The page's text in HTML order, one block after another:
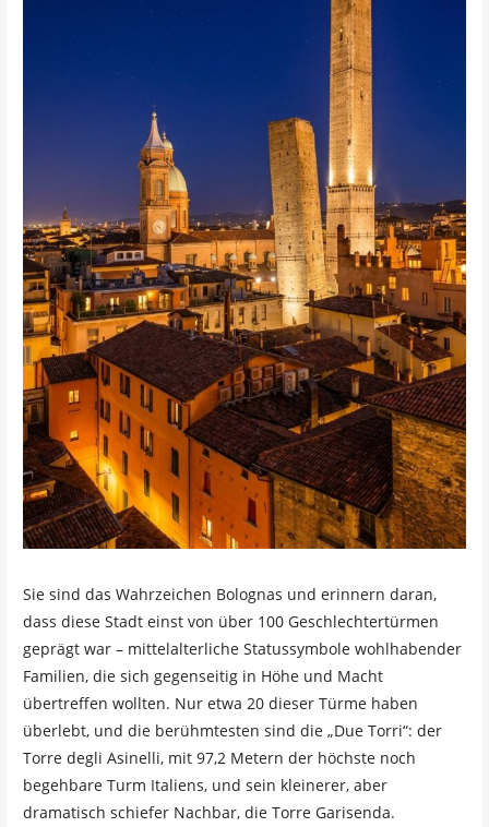
Sie sind das Wahrzeichen Bolognas und erinnern daran,
dass diese Stadt einst von über 100 Geschlechtertürmen
geprägt war – mittelalterliche Statussymbole wohlhabender
Familien, die sich gegenseitig in Höhe und Macht
übertreffen wollten. Nur etwa 20 dieser Türme haben
überlebt, und die berühmtesten sind die „Due Torri“: der
Torre degli Asinelli, mit 97,2 Metern der höchste noch
begehbare Turm Italiens, und sein kleinerer, aber
dramatisch schiefer Nachbar, die Torre Garisenda.